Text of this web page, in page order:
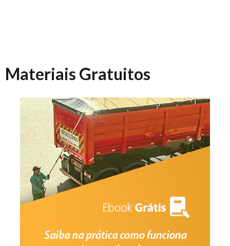
Materiais Gratuitos